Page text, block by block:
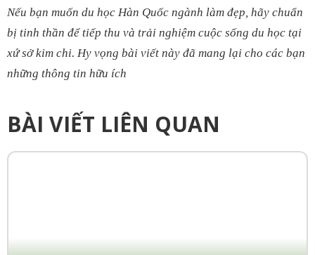
Nếu bạn muốn du học Hàn Quốc ngành làm đẹp, hãy chuẩn
bị tinh thần để tiếp thu và trải nghiệm cuộc sống du học tại
xứ sở kim chi. Hy vọng bài viết này đã mang lại cho các bạn
những thông tin hữu ích
BÀI VIẾT LIÊN QUAN